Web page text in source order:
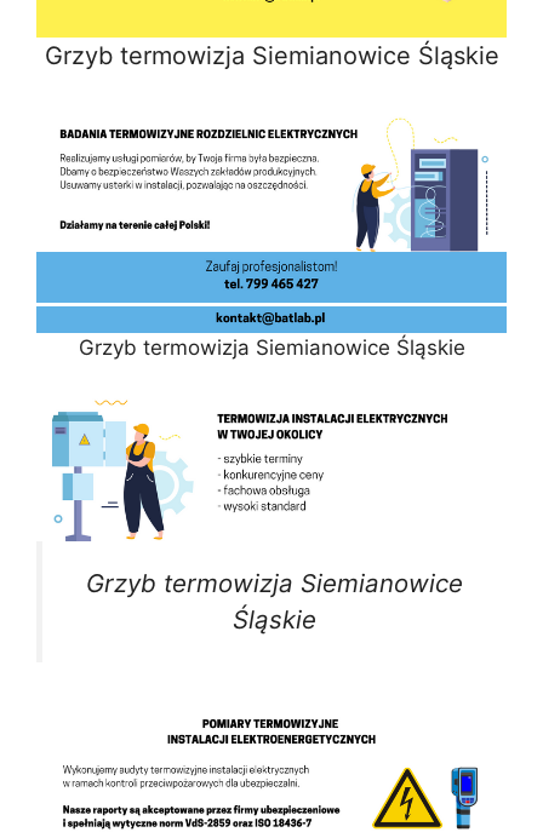
Grzyb termowizja Siemianowice Śląskie
Grzyb termowizja Siemianowice Śląskie
Grzyb termowizja Siemianowice
Śląskie